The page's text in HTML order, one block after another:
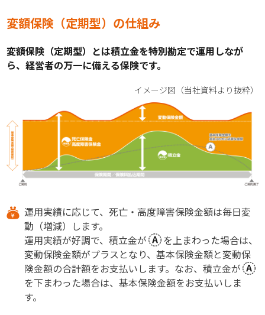
変額保険（定期型）の仕組み
変額保険（定期型）とは積立金を特別勘定で運用しなが
ら、経営者の万一に備える保険です。
イメージ図（当社資料より抜粋）
運用実績に応じて、死亡・高度障害保険金額は毎日変
動（増減）します。
運用実績が好調で、積立金が
を上まわった場合は、
変動保険金額がプラスとなり、基本保険金額と変動保
険金額の合計額をお支払いします。なお、積立金が
を下まわった場合は、基本保険金額をお支払いしま
す。